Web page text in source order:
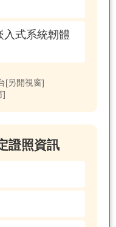
入式系統韌體
[另開視窗]
]
證照資訊